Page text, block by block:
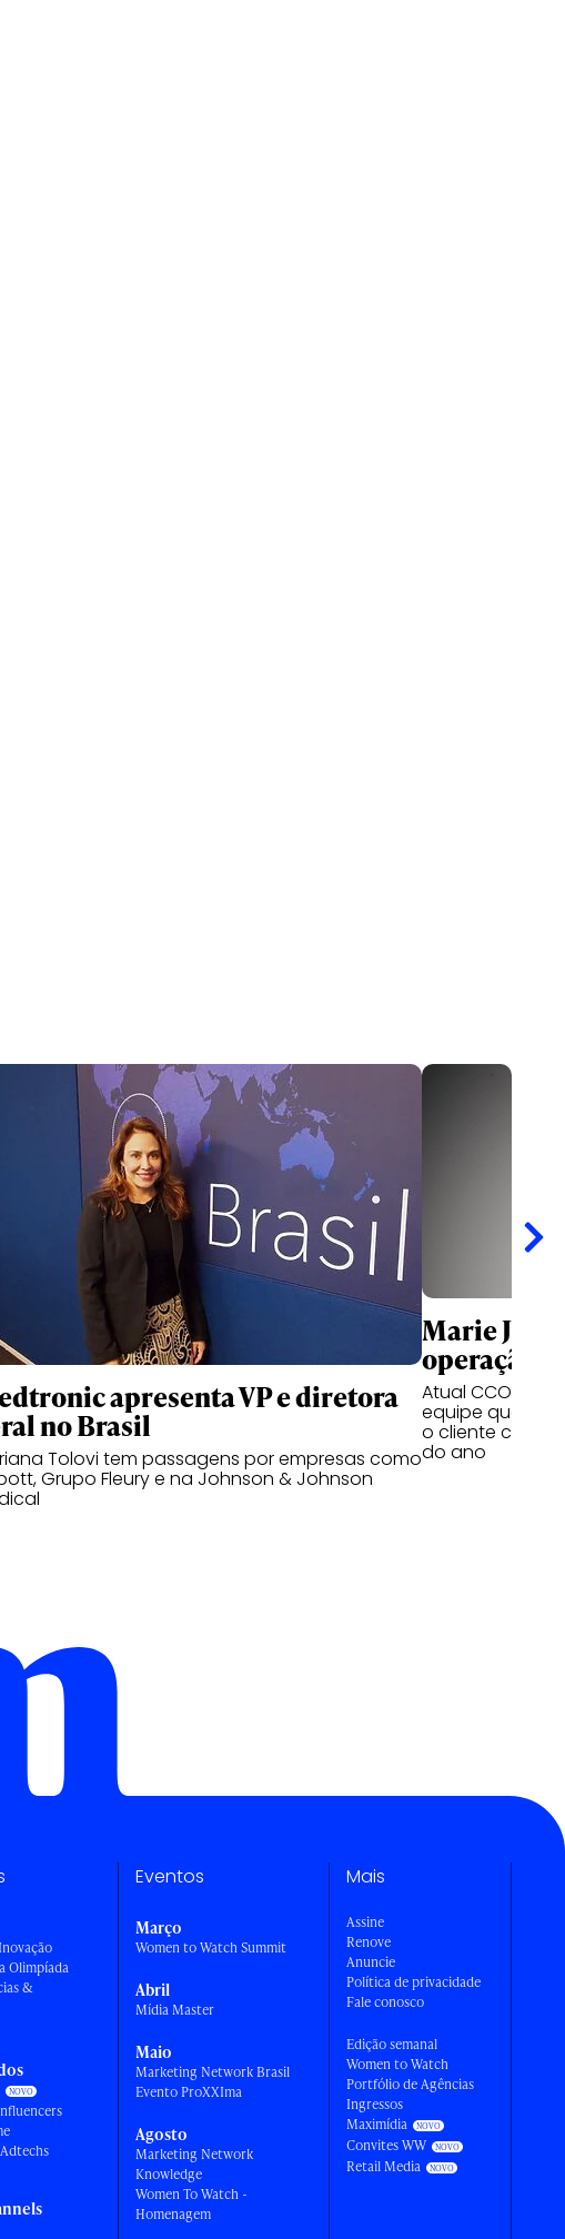
apresenta VP e diretora
no Brasil
Tolovi tem passagens por empresas como
Grupo Fleury e na Johnson & Johnson
Marie
operação
Atual CCO da
equipe que a
o cliente
do ano
Olimpíada
&
Eventos
Março
Women to Watch Summit
Abril
Mídia Master
Maio
Marketing Network Brasil
Evento ProXXIma
Agosto
Marketing Network
Knowledge
Women To Watch -
Homenagem
Mais
Assine
Renove
Anuncie
Política de privacidade
Fale conosco
Edição semanal
Women to Watch
Portfólio de Agências
Ingressos
Maximídia
Convites WW
Retail Media